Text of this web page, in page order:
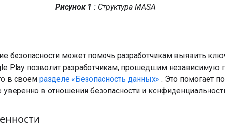
Рисунок 1 : Структура MASA
безопасности может помочь разработчикам выявить
Play позволит разработчикам, прошедшим независимую
в своем разделе «Безопасность данных» . Это помогает
уверенно в отношении безопасности и